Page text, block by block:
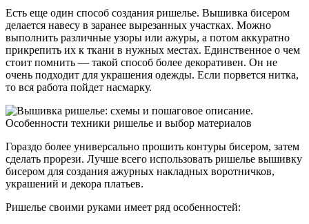
Есть еще один способ создания ришелье. Вышивка бисером
делается навесу в заранее вырезанных участках. Можно
выполнить различные узоры или ажуры, а потом аккуратно
прикрепить их к ткани в нужных местах. Единственное о чем
стоит помнить — такой способ более декоративен. Он не
очень подходит для украшения одежды. Если порвется нитка,
то вся работа пойдет насмарку.
Гораздо более универсально прошить контуры бисером, затем
сделать прорези. Лучше всего использовать ришелье вышивку
бисером для создания ажурных накладных воротничков,
украшений и декора платьев.
Ришелье своими руками имеет ряд особенностей: